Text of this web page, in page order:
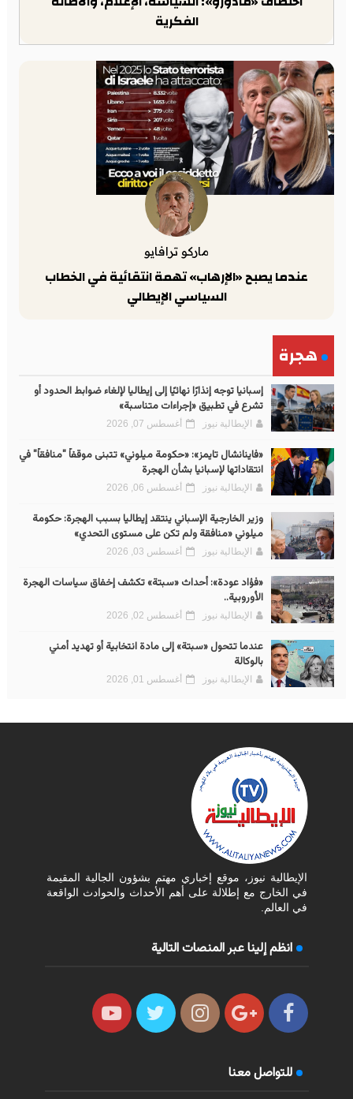
الفكرية
ماركو ترافايو
عندما يصبح «الإرهاب» تهمة انتقائية في الخطاب
السياسي الإيطالي
هجرة
إسبانيا توجه إنذارًا نهائيًا إلى إيطاليا لإلغاء ضوابط الحدود أو
تشرع في تطبيق «إجراءات متناسبة»
الإيطالية نيوز أغسطس 07, 2026
«فاينانشال تايمز»: «حكومة ميلوني» تتبنى موقفاً "منافقاً" في
انتقاداتها لإسبانيا بشأن الهجرة
الإيطالية نيوز أغسطس 06, 2026
وزير الخارجية الإسباني ينتقد إيطاليا بسبب الهجرة: حكومة
ميلوني «منافقة ولم تكن على مستوى التحدي»
الإيطالية نيوز أغسطس 03, 2026
«فؤاد عودة»: أحداث «سبتة» تكشف إخفاق سياسات الهجرة
الأوروبية..
الإيطالية نيوز أغسطس 02, 2026
عندما تتحول «سبتة» إلى مادة انتخابية أو تهديد أمني
بالوكالة
الإيطالية نيوز أغسطس 01, 2026
الإيطالية نيوز، موقع إخباري مهتم بشؤون الجالية المقيمة
في الخارج مع إطلالة على أهم الأحداث والحوادث الواقعة
في العالم.
انظم إلينا عبر المنصات التالية
للتواصل معنا